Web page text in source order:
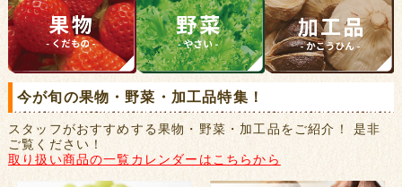
今が旬の果物・野菜・加工品特集！
スタッフがおすすめする果物・野菜・加工品をご紹介！ 是非
ご覧ください！
取り扱い商品の一覧カレンダーはこちらから